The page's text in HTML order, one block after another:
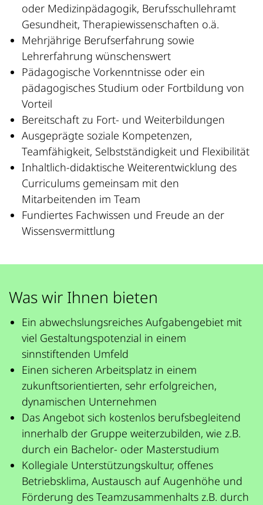
oder Medizinpädagogik, Berufsschullehramt
Gesundheit, Therapiewissenschaften o.ä.
Mehrjährige Berufserfahrung sowie
Lehrerfahrung wünschenswert
Pädagogische Vorkenntnisse oder ein
pädagogisches Studium oder Fortbildung von
Vorteil
Bereitschaft zu Fort- und Weiterbildungen
Ausgeprägte soziale Kompetenzen,
Teamfähigkeit, Selbstständigkeit und Flexibilität
Inhaltlich-didaktische Weiterentwicklung des
Curriculums gemeinsam mit den
Mitarbeitenden im Team
Fundiertes Fachwissen und Freude an der
Wissensvermittlung
Was wir Ihnen bieten
Ein abwechslungsreiches Aufgabengebiet mit
viel Gestaltungspotenzial in einem
sinnstiftenden Umfeld
Einen sicheren Arbeitsplatz in einem
zukunftsorientierten, sehr erfolgreichen,
dynamischen Unternehmen
Das Angebot sich kostenlos berufsbegleitend
innerhalb der Gruppe weiterzubilden, wie z.B.
durch ein Bachelor- oder Masterstudium
Kollegiale Unterstützungskultur, offenes
Betriebsklima, Austausch auf Augenhöhe und
Förderung des Teamzusammenhalts z.B. durch